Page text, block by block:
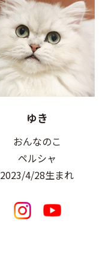
ゆき
おんなのこ
ペルシャ
2023/4/28生まれ